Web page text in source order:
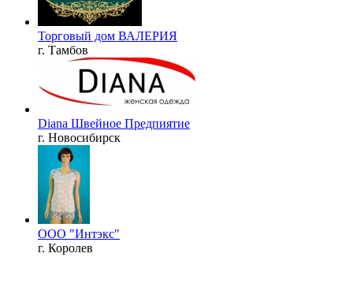
Торговый дом ВАЛЕРИЯ
г. Тамбов
Diana Швейное Предпиятие
г. Новосибирск
ООО "Интэкс"
г. Королев